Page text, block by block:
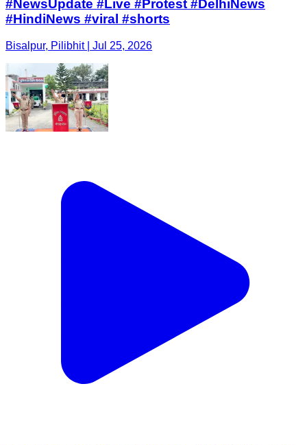
#NewsUpdate #Live #Protest #DelhiNews
#HindiNews #viral #shorts
Bisalpur, Pilibhit | Jul 25, 2026